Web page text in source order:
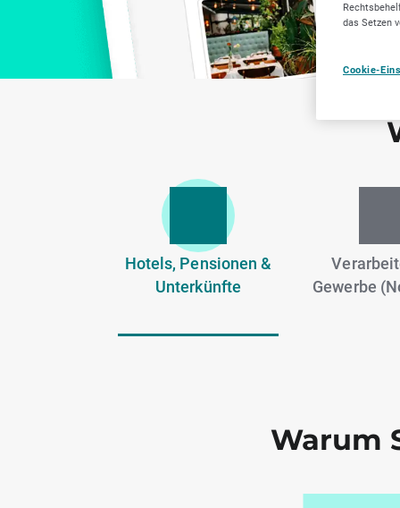
Hotels, Pensionen &
Unterkünfte
Gewerbe
Warum
das Setzen
Cookie-